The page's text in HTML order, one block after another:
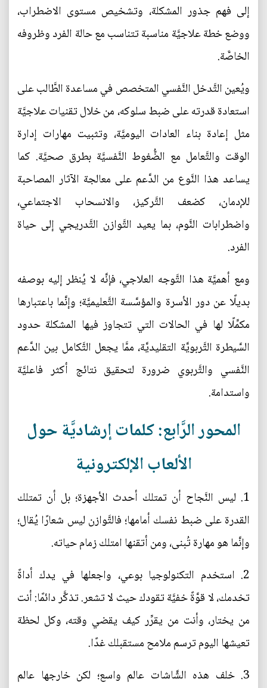
إلى فهم جذور المشكلة، وتشخيص مستوى الاضطراب،
ووضع خطة علاجيَّة مناسبة تتناسب مع حالة الفرد وظروفه
الخاصَّة.
ويُعين التَّدخل النَّفسي المتخصص في مساعدة الطَّالب على
استعادة قدرته على ضبط سلوكه، من خلال تقنيات علاجيَّة
مثل إعادة بناء العادات اليوميَّة، وتثبيت مهارات إدارة
الوقت والتَّعامل مع الضُّغوط النَّفسيَّة بطرق صحيَّة. كما
يساعد هذا النَّوع من الدَّعم على معالجة الآثار المصاحبة
للإدمان، كضعف التَّركيز، والانسحاب الاجتماعي،
واضطرابات النَّوم، بما يعيد التَّوازن التَّدريجي إلى حياة
الفرد.
ومع أهميَّة هذا التَّوجه العلاجي، فإنَّه لا يُنظر إليه بوصفه
بديلًا عن دور الأسرة والمؤسَّسة التَّعليميَّة؛ وإنَّما باعتبارها
مكمِّلًا لها في الحالات التي تتجاوز فيها المشكلة حدود
السَّيطرة التَّربويَّة التقليديَّة، ممَّا يجعل التَّكامل بين الدَّعم
النَّفسي والتَّربوي ضرورة لتحقيق نتائج أكثر فاعليَّة
واستدامة.
المحور الرَّابع: كلمات إرشاديَّة حول
الألعاب الإلكترونية
1. ليس النَّجاح أن تمتلك أحدث الأجهزة؛ بل أن تمتلك
القدرة على ضبط نفسك أمامها؛ فالتَّوازن ليس شعارًا يُقال؛
وإنَّما هو مهارة تُبنى، ومن أتقنها امتلك زمام حياته.
2. استخدم التكنولوجيا بوعي، واجعلها في يدك أداةً
تخدمك، لا قوَّةً خفيَّة تقودك حيث لا تشعر. تذكَّر دائمًا: أنت
من يختار، وأنت من يقرِّر كيف يقضي وقته، وكل لحظة
تعيشها اليوم ترسم ملامح مستقبلك غدًا.
3. خلف هذه الشَّاشات عالم واسع؛ لكن خارجها عالم